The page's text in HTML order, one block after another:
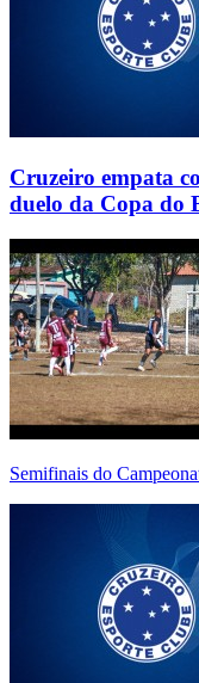
Cruzeiro empata
duelo da Copa do
Semifinais do